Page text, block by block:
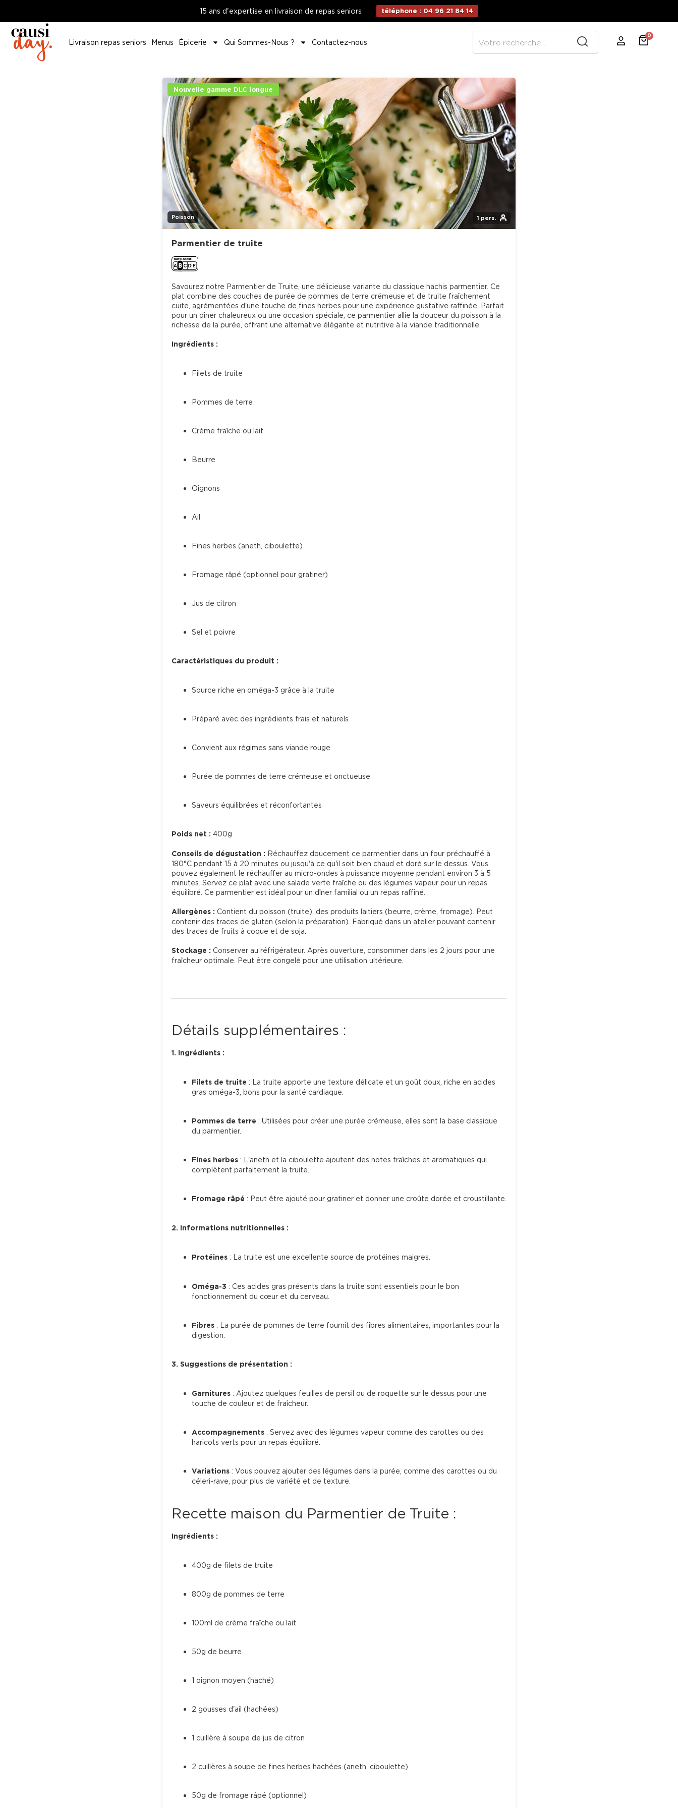
15 ans d'expertise en livraison de repas seniors téléphone : 04 96 21 84 14
Livraison repas seniors Menus Épicerie Qui Sommes-Nous ? Contactez-nous
0
Nouvelle gamme DLC longue
Poisson 1 pers.
Parmentier de truite
Savourez notre Parmentier de Truite, une délicieuse variante du classique hachis parmentier. Ce
plat combine des couches de purée de pommes de terre crémeuse et de truite fraîchement
cuite, agrémentées d'une touche de fines herbes pour une expérience gustative raffinée. Parfait
pour un dîner chaleureux ou une occasion spéciale, ce parmentier allie la douceur du poisson à la
richesse de la purée, offrant une alternative élégante et nutritive à la viande traditionnelle.
Ingrédients :
Filets de truite
Pommes de terre
Crème fraîche ou lait
Beurre
Oignons
Ail
Fines herbes (aneth, ciboulette)
Fromage râpé (optionnel pour gratiner)
Jus de citron
Sel et poivre
Caractéristiques du produit :
Source riche en oméga-3 grâce à la truite
Préparé avec des ingrédients frais et naturels
Convient aux régimes sans viande rouge
Purée de pommes de terre crémeuse et onctueuse
Saveurs équilibrées et réconfortantes
Poids net : 400g
Conseils de dégustation : Réchauffez doucement ce parmentier dans un four préchauffé à
180°C pendant 15 à 20 minutes ou jusqu'à ce qu'il soit bien chaud et doré sur le dessus. Vous
pouvez également le réchauffer au micro-ondes à puissance moyenne pendant environ 3 à 5
minutes. Servez ce plat avec une salade verte fraîche ou des légumes vapeur pour un repas
équilibré. Ce parmentier est idéal pour un dîner familial ou un repas raffiné.
Allergènes : Contient du poisson (truite), des produits laitiers (beurre, crème, fromage). Peut
contenir des traces de gluten (selon la préparation). Fabriqué dans un atelier pouvant contenir
des traces de fruits à coque et de soja.
Stockage : Conserver au réfrigérateur. Après ouverture, consommer dans les 2 jours pour une
fraîcheur optimale. Peut être congelé pour une utilisation ultérieure.
Détails supplémentaires :
1. Ingrédients :
Filets de truite : La truite apporte une texture délicate et un goût doux, riche en acides
gras oméga-3, bons pour la santé cardiaque.
Pommes de terre : Utilisées pour créer une purée crémeuse, elles sont la base classique
du parmentier.
Fines herbes : L'aneth et la ciboulette ajoutent des notes fraîches et aromatiques qui
complètent parfaitement la truite.
Fromage râpé : Peut être ajouté pour gratiner et donner une croûte dorée et croustillante.
2. Informations nutritionnelles :
Protéines : La truite est une excellente source de protéines maigres.
Oméga-3 : Ces acides gras présents dans la truite sont essentiels pour le bon
fonctionnement du cœur et du cerveau.
Fibres : La purée de pommes de terre fournit des fibres alimentaires, importantes pour la
digestion.
3. Suggestions de présentation :
Garnitures : Ajoutez quelques feuilles de persil ou de roquette sur le dessus pour une
touche de couleur et de fraîcheur.
Accompagnements : Servez avec des légumes vapeur comme des carottes ou des
haricots verts pour un repas équilibré.
Variations : Vous pouvez ajouter des légumes dans la purée, comme des carottes ou du
céleri-rave, pour plus de variété et de texture.
Recette maison du Parmentier de Truite :
Ingrédients :
400g de filets de truite
800g de pommes de terre
100ml de crème fraîche ou lait
50g de beurre
1 oignon moyen (haché)
2 gousses d'ail (hachées)
1 cuillère à soupe de jus de citron
2 cuillères à soupe de fines herbes hachées (aneth, ciboulette)
50g de fromage râpé (optionnel)